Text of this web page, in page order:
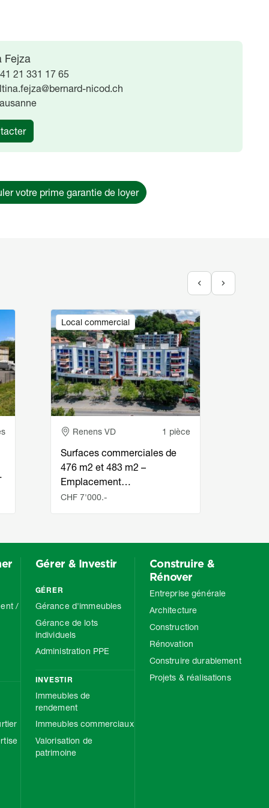
Fejza
21 331 17 65
nicod.ch
votre prime garantie de loyer
Local commercial
Image
Adresse
Renens VD 1 pièce
Surfaces commerciales de
476 m2 et 483 m2 –
Emplacement…
CHF 7'000.-
/
Gérer & Investir
GÉRER
Gérance d'immeubles
Gérance de lots
individuels
Administration PPE
INVESTIR
Immeubles de
rendement
Immeubles commerciaux
Valorisation de
patrimoine
Construire &
Rénover
Entreprise générale
Architecture
Construction
Rénovation
Construire durablement
Projets & réalisations